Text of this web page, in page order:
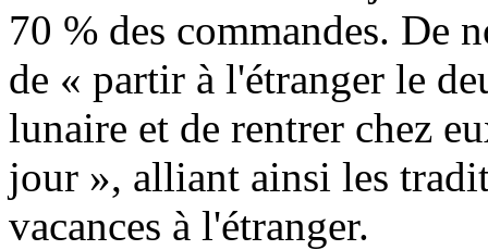
70 % des commandes. De
de « partir à l'étranger le
lunaire et de rentrer chez
jour », alliant ainsi les
vacances à l'étranger.